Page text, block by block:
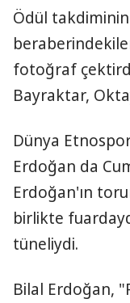
Ödül
fotoğraf
Bayraktar,
Dünya
Erdoğan da
Erdoğan'ın
birlikte
tüneliydi.
Bilal Erdoğan,